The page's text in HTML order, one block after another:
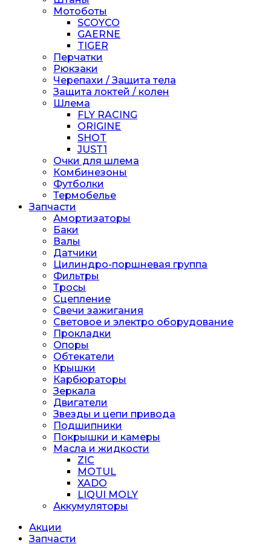
Мотоботы
SCOYCO
GAERNE
TIGER
Перчатки
Рюкзаки
Черепахи / Защита тела
Защита локтей / колен
Шлема
FLY RACING
ORIGINE
SHOT
JUST1
Очки для шлема
Комбинезоны
Футболки
Термобелье
Запчасти
Амортизаторы
Баки
Валы
Датчики
Цилиндро-поршневая группа
Фильтры
Тросы
Сцепление
Свечи зажигания
Световое и электро оборудование
Прокладки
Опоры
Обтекатели
Крышки
Карбюраторы
Зеркала
Двигатели
Звезды и цепи привода
Подшипники
Покрышки и камеры
Масла и жидкости
ZIC
MOTUL
XADO
LIQUI MOLY
Аккумуляторы
Акции
Запчасти